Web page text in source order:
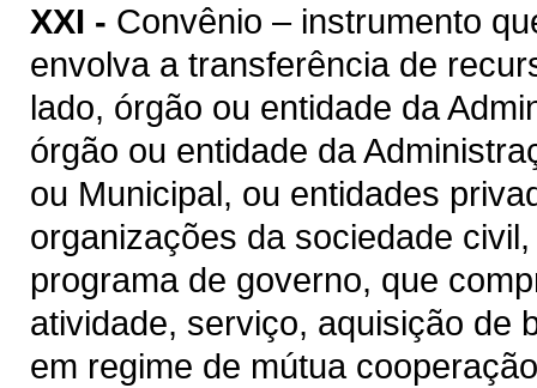
XXI - Convênio – instrumento
envolva a transferência de
lado, órgão ou entidade da
órgão ou entidade da
ou Municipal, ou entidades
organizações da sociedade
programa de governo, que
atividade, serviço, aquisição de
em regime de mútua